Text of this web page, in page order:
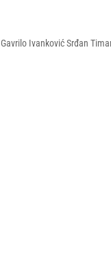
Gavrilo Ivanković Srđan